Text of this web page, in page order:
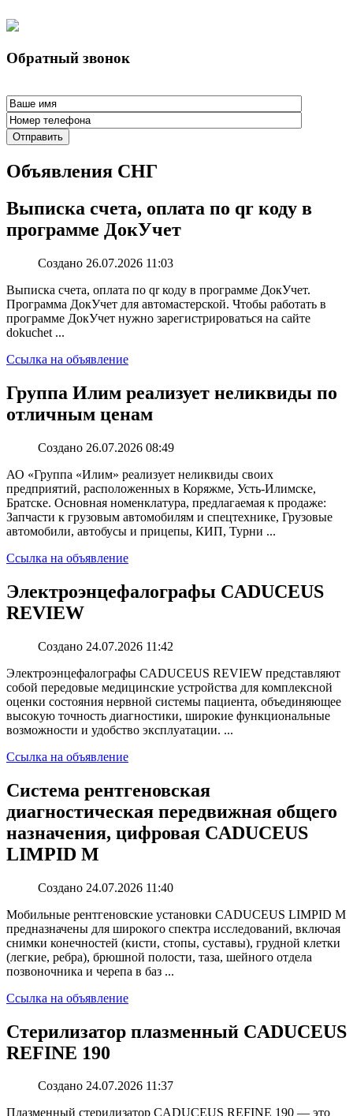
Обратный звонок
Отправить
Объявления СНГ
Выписка счета, оплата по qr коду в
программе ДокУчет
Создано 26.07.2026 11:03
Выписка счета, оплата по qr коду в программе ДокУчет.
Программа ДокУчет для автомастерской. Чтобы работать в
программе ДокУчет нужно зарегистрироваться на сайте
dokuchet ...
Ссылка на объявление
Группа Илим реализует неликвиды по
отличным ценам
Создано 26.07.2026 08:49
АО «Группа «Илим» реализует неликвиды своих
предприятий, расположенных в Коряжме, Усть-Илимске,
Братске. Основная номенклатура, предлагаемая к продаже:
Запчасти к грузовым автомобилям и спецтехнике, Грузовые
автомобили, автобусы и прицепы, КИП, Турни ...
Ссылка на объявление
Электроэнцефалографы CADUCEUS
REVIEW
Создано 24.07.2026 11:42
Электроэнцефалографы CADUCEUS REVIEW представляют
собой передовые медицинские устройства для комплексной
оценки состояния нервной системы пациента, объединяющее
высокую точность диагностики, широкие функциональные
возможности и удобство эксплуатации. ...
Ссылка на объявление
Система рентгеновская
диагностическая передвижная общего
назначения, цифровая CADUCEUS
LIMPID M
Создано 24.07.2026 11:40
Мобильные рентгеновские установки CADUCEUS LIMPID M
предназначены для широкого спектра исследований, включая
снимки конечностей (кисти, стопы, суставы), грудной клетки
(легкие, ребра), брюшной полости, таза, шейного отдела
позвоночника и черепа в баз ...
Ссылка на объявление
Стерилизатор плазменный CADUCEUS
REFINE 190
Создано 24.07.2026 11:37
Плазменный стерилизатор CADUCEUS REFINE 190 — это